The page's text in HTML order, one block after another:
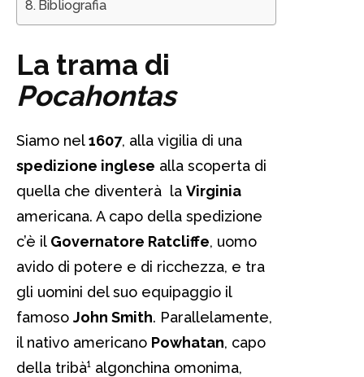
Bibliografia
La trama di
Pocahontas
Siamo nel1607, alla vigilia di una
spedizione inglese alla scoperta di
quella che diventerà la Virginia
americana. A capo della spedizione
c’è il Governatore Ratcliffe, uomo
avido di potere e di ricchezza, e tra
gli uomini del suo equipaggio il
famoso John Smith. Parallelamente,
il nativo americano Powhatan, capo
della tribà¹ algonchina omonima,